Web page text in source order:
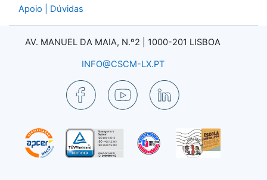
Apoio | Dúvidas
AV. MANUEL DA MAIA, N.º2 | 1000-201 LISBOA
INFO@CSCM-LX.PT